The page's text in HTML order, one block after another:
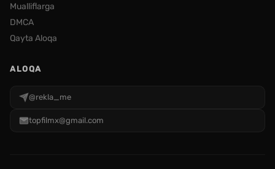
Mualliflarga
DMCA
Qayta Aloqa
ALOQA
@rekla_me
topfilmx@gmail.com